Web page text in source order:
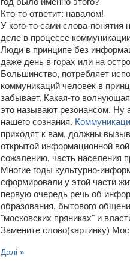
Кто-то ответит: навалом!
У кого-то сами слова-понятия
деле в процессе
Люди в принципе без
даже день в горах или на
Большинство, потребляет
коммуникаций человек в
забывает. Какая-то
это называют резонансом.
нашего сознания.
приходят к вам, должны
открытой информационной
сожалению, часть населения
Многие годы культурно-
сформировали у этой части
первую очередь речь об
образования, бытового
"московских пряниках" и
Замените слово(картинку)
Далі »